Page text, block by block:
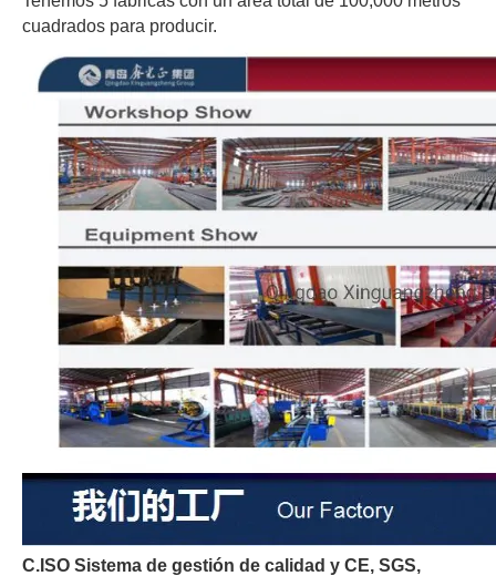
cuadrados para producir.
C.ISO Sistema de gestión de calidad y CE, SGS,